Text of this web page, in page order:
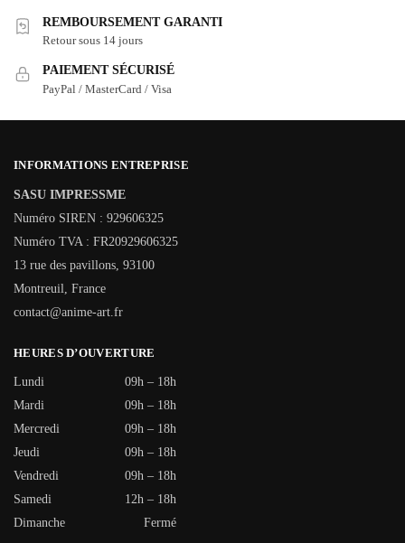
REMBOURSEMENT GARANTI
Retour sous 14 jours
PAIEMENT SÉCURISÉ
PayPal / MasterCard / Visa
INFORMATIONS ENTREPRISE
SASU IMPRESSME
Numéro SIREN : 929606325
Numéro TVA : FR20929606325
13 rue des pavillons, 93100
Montreuil, France
contact@anime-art.fr
HEURES D’OUVERTURE
Lundi
09h – 18h
Mardi
09h – 18h
Mercredi
09h – 18h
Jeudi
09h – 18h
Vendredi
09h – 18h
Samedi
12h – 18h
Dimanche
Fermé